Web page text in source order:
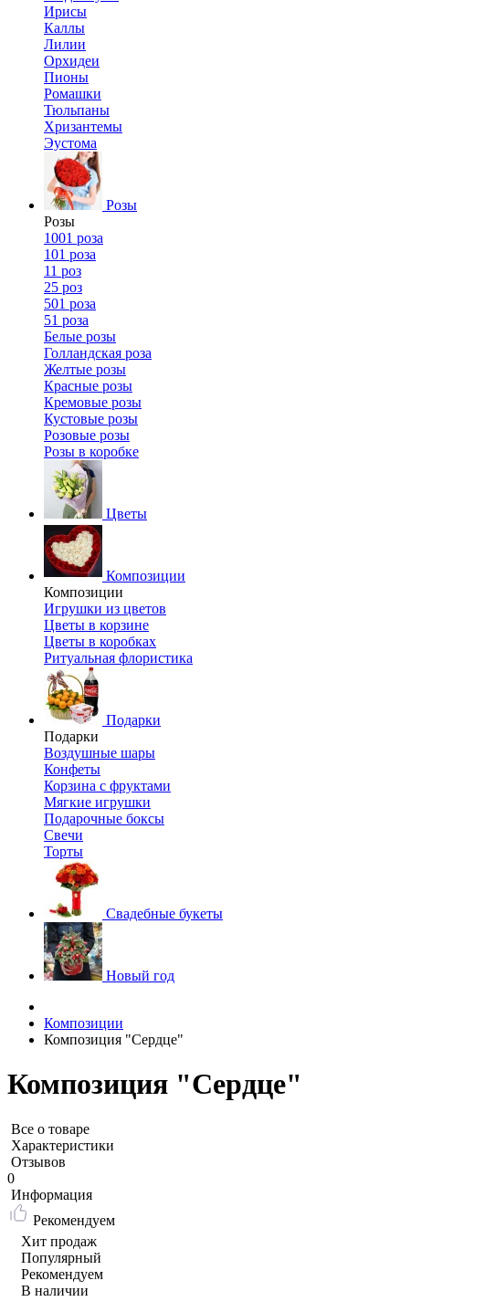
Ирисы
Каллы
Лилии
Орхидеи
Пионы
Ромашки
Тюльпаны
Хризантемы
Эустома
Розы
Розы
1001 роза
101 роза
11 роз
25 роз
501 роза
51 роза
Белые розы
Голландская роза
Желтые розы
Красные розы
Кремовые розы
Кустовые розы
Розовые розы
Розы в коробке
Цветы
Композиции
Композиции
Игрушки из цветов
Цветы в корзине
Цветы в коробках
Ритуальная флористика
Подарки
Подарки
Воздушные шары
Конфеты
Корзина с фруктами
Мягкие игрушки
Подарочные боксы
Свечи
Торты
Свадебные букеты
Новый год
Композиции
Композиция "Сердце"
Композиция "Сердце"
Все о товаре
Характеристики
Отзывов
0
Информация
Рекомендуем
Хит продаж
Популярный
Рекомендуем
В наличии